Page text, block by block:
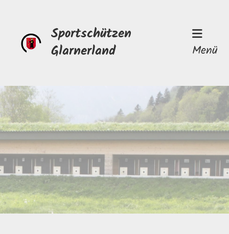
Sportschützen
Glarnerland
Menü